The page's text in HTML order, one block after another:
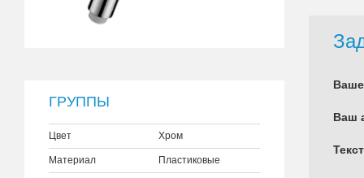
ГРУППЫ
Цвет Хром
Материал Пластиковые
Ваш